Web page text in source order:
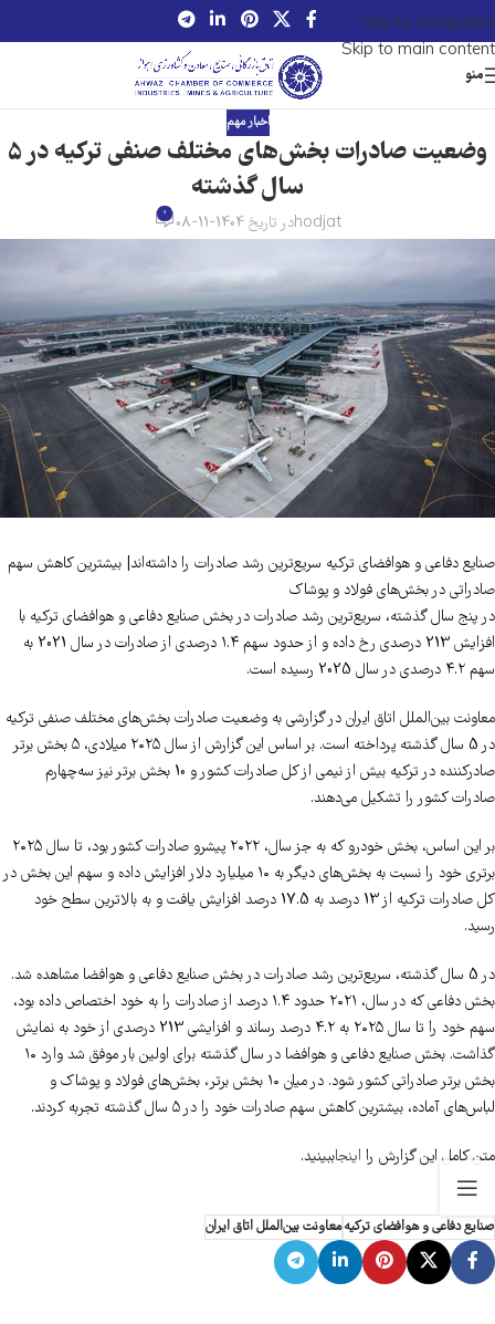
Skip to navigation
Skip to main content
منو
اخبار مهم
وضعیت صادرات بخش‌های مختلف صنفی ترکیه در 5
سال گذشته
hodjatدر تاریخ 1404-11-08 0
صنایع دفاعی و هوافضای ترکیه سریع‌ترین رشد صادرات را داشته‌اند| بیشترین کاهش سهم
صادراتی در بخش‌های فولاد و پوشاک
در پنج سال گذشته، سریع‌ترین رشد صادرات در بخش صنایع دفاعی و هوافضای ترکیه با
افزایش 213 درصدی رخ داده و از حدود سهم ۱.۴ درصدی از صادرات در سال 2021 به
سهم ۴.۲ درصدی در سال 2025 رسیده است.
معاونت بین‌الملل اتاق ایران در گزارشی به وضعیت صادرات بخش‌های مختلف صنفی ترکیه
در 5 سال گذشته پرداخته است. بر اساس این گزارش از سال ۲۰۲۵ میلادی، ۵ بخش برتر
صادرکننده در ترکیه بیش از نیمی از کل صادرات کشور و 10 بخش برتر نیز سه‌چهارم
صادرات کشور را تشکیل می‌دهند.
بر این اساس، بخش خودرو که به جز سال، ۲۰۲۲ پیشرو صادرات کشور بود، تا سال ۲۰۲۵
برتری خود را نسبت به بخش‌های دیگر به ۱۰ میلیارد دلار افزایش داده و سهم این بخش در
کل صادرات ترکیه از 13 درصد به 17.5 درصد افزایش یافت و به بالاترین سطح خود
رسید.
در 5 سال گذشته، سریع‌ترین رشد صادرات در بخش صنایع دفاعی و هوافضا مشاهده شد.
بخش دفاعی که در سال، ۲۰۲۱ حدود ۱.۴ درصد از صادرات را به خود اختصاص داده بود،
سهم خود را تا سال ۲۰۲۵ به ۴.۲ درصد رساند و افزایشی 213 درصدی از خود به نمایش
گذاشت. بخش صنایع دفاعی و هوافضا در سال گذشته برای اولین بار موفق شد وارد ۱۰
بخش برتر صادراتی کشور شود. در میان ۱۰ بخش برتر، بخش‌های فولاد و پوشاک و
لباس‌های آماده، بیشترین کاهش سهم صادرات خود را در ۵ سال گذشته تجربه کردند.
متن کامل این گزارش را اینجاببینید.
صنایع دفاعی و هوافضای ترکیهمعاونت بین‌الملل اتاق ایران